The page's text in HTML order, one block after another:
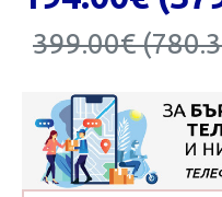
399.00€